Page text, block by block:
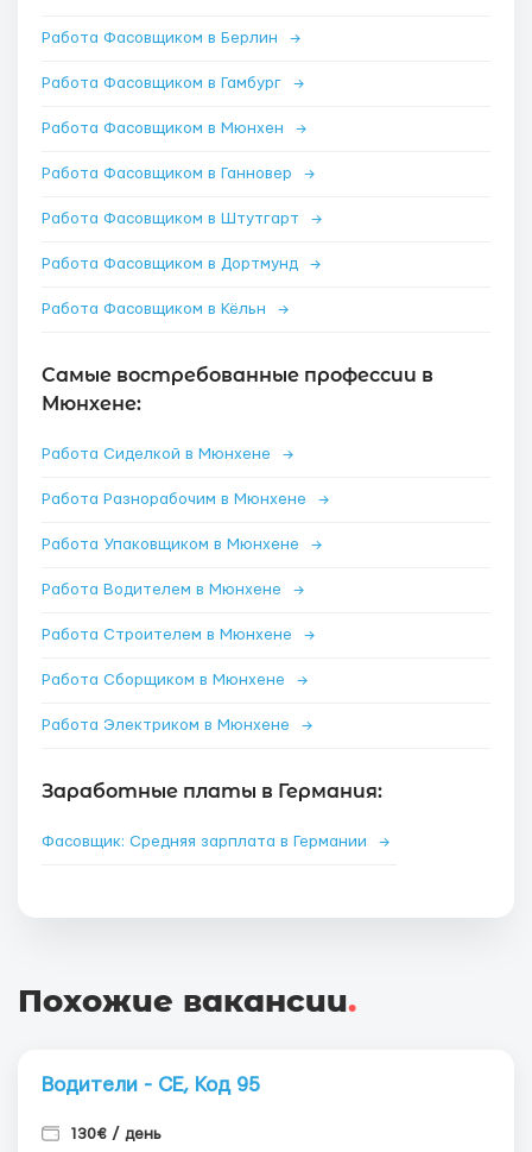
Работа Фасовщиком в Берлин →
Работа Фасовщиком в Гамбург →
Работа Фасовщиком в Мюнхен →
Работа Фасовщиком в Ганновер →
Работа Фасовщиком в Штутгарт →
Работа Фасовщиком в Дортмунд →
Работа Фасовщиком в Кёльн →
Самые востребованные профессии в
Мюнхене:
Работа Сиделкой в Мюнхене →
Работа Разнорабочим в Мюнхене →
Работа Упаковщиком в Мюнхене →
Работа Водителем в Мюнхене →
Работа Строителем в Мюнхене →
Работа Сборщиком в Мюнхене →
Работа Электриком в Мюнхене →
Заработные платы в Германия:
Фасовщик: Средняя зарплата в Германии →
Похожие вакансии.
Водители - СЕ, Код 95
130€ / день